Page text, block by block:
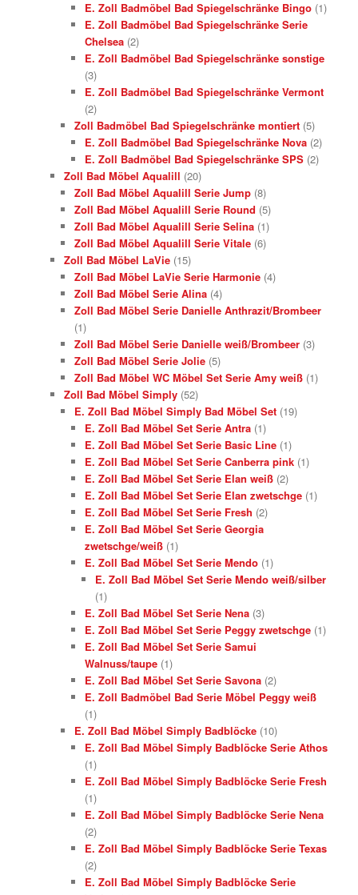
E. Zoll Badmöbel Bad Spiegelschränke Bingo (1)
E. Zoll Badmöbel Bad Spiegelschränke Serie
Chelsea (2)
E. Zoll Badmöbel Bad Spiegelschränke sonstige
(3)
E. Zoll Badmöbel Bad Spiegelschränke Vermont
(2)
Zoll Badmöbel Bad Spiegelschränke montiert (5)
E. Zoll Badmöbel Bad Spiegelschränke Nova (2)
E. Zoll Badmöbel Bad Spiegelschränke SPS (2)
Zoll Bad Möbel Aqualill (20)
Zoll Bad Möbel Aqualill Serie Jump (8)
Zoll Bad Möbel Aqualill Serie Round (5)
Zoll Bad Möbel Aqualill Serie Selina (1)
Zoll Bad Möbel Aqualill Serie Vitale (6)
Zoll Bad Möbel LaVie (15)
Zoll Bad Möbel LaVie Serie Harmonie (4)
Zoll Bad Möbel Serie Alina (4)
Zoll Bad Möbel Serie Danielle Anthrazit/Brombeer
(1)
Zoll Bad Möbel Serie Danielle weiß/Brombeer (3)
Zoll Bad Möbel Serie Jolie (5)
Zoll Bad Möbel WC Möbel Set Serie Amy weiß (1)
Zoll Bad Möbel Simply (52)
E. Zoll Bad Möbel Simply Bad Möbel Set (19)
E. Zoll Bad Möbel Set Serie Antra (1)
E. Zoll Bad Möbel Set Serie Basic Line (1)
E. Zoll Bad Möbel Set Serie Canberra pink (1)
E. Zoll Bad Möbel Set Serie Elan weiß (2)
E. Zoll Bad Möbel Set Serie Elan zwetschge (1)
E. Zoll Bad Möbel Set Serie Fresh (2)
E. Zoll Bad Möbel Set Serie Georgia
zwetschge/weiß (1)
E. Zoll Bad Möbel Set Serie Mendo (1)
E. Zoll Bad Möbel Set Serie Mendo weiß/silber
(1)
E. Zoll Bad Möbel Set Serie Nena (3)
E. Zoll Bad Möbel Set Serie Peggy zwetschge (1)
E. Zoll Bad Möbel Set Serie Samui
Walnuss/taupe (1)
E. Zoll Bad Möbel Set Serie Savona (2)
E. Zoll Badmöbel Bad Serie Möbel Peggy weiß
(1)
E. Zoll Bad Möbel Simply Badblöcke (10)
E. Zoll Bad Möbel Simply Badblöcke Serie Athos
(1)
E. Zoll Bad Möbel Simply Badblöcke Serie Fresh
(1)
E. Zoll Bad Möbel Simply Badblöcke Serie Nena
(2)
E. Zoll Bad Möbel Simply Badblöcke Serie Texas
(2)
E. Zoll Bad Möbel Simply Badblöcke Serie